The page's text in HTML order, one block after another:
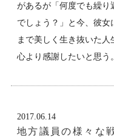
があるが「何度でも繰
でしょう？」と今、彼
まで美しく生き抜いた
心より感謝したいと思う
2017.06.14
地方議員の様々な